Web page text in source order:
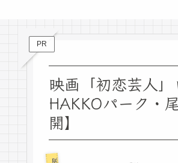
PR
映画「初恋芸人
HAKKOパーク・
開】
映画ロケ地